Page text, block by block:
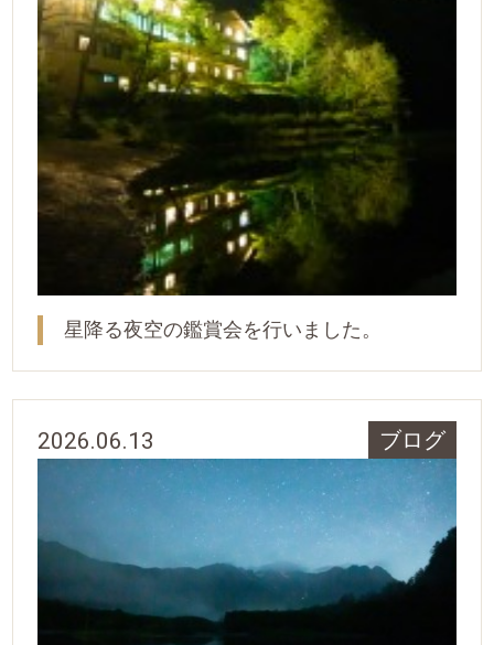
星降る夜空の鑑賞会を行いました。
2026.06.13 ブログ